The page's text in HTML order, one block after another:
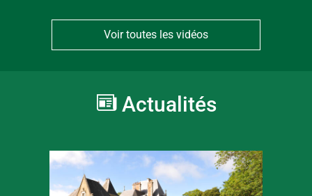
Voir toutes les vidéos
Actualités